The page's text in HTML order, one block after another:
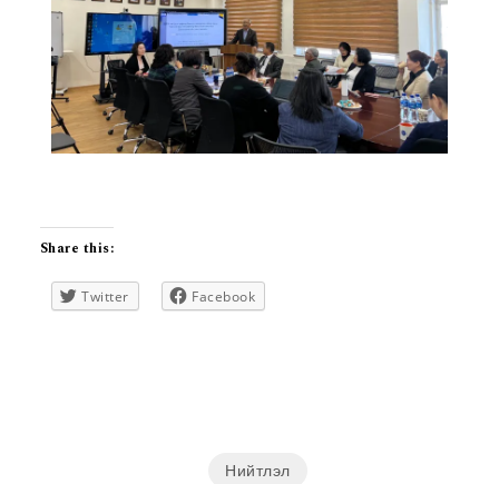
Share this:
Twitter Facebook
Нийтлэл